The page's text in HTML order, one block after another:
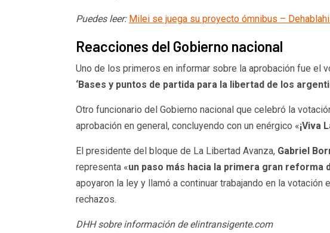
Puedes leer: Milei se juega su proyecto ómnibus –
Reacciones del Gobierno nacional
Uno de los primeros en informar sobre la aprobación fue el
‘Bases y puntos de partida para la libertad de los
Otro funcionario del Gobierno nacional que celebró la
aprobación en general, concluyendo con un enérgico «¡Viva
El presidente del bloque de La Libertad Avanza, Gabriel
representa «un paso más hacia la primera gran reforma
apoyaron la ley y llamó a continuar trabajando en la
rechazos.
DHH sobre información de elintransigente.com